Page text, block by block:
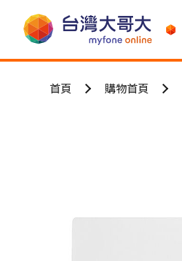
首頁 購物首頁